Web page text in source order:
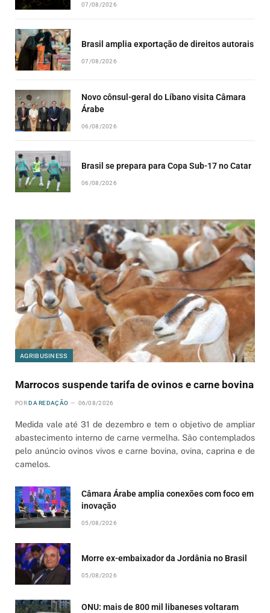
07/08/2026
Brasil amplia exportação de direitos autorais
07/08/2026
Novo cônsul-geral do Líbano visita Câmara
Árabe
06/08/2026
Brasil se prepara para Copa Sub-17 no Catar
06/08/2026
AGRIBUSINESS
Marrocos suspende tarifa de ovinos e carne bovina
POR DA REDAÇÃO 06/08/2026
Medida vale até 31 de dezembro e tem o objetivo de ampliar
abastecimento interno de carne vermelha. São contemplados
pelo anúncio ovinos vivos e carne bovina, ovina, caprina e de
camelos.
Câmara Árabe amplia conexões com foco em
inovação
05/08/2026
Morre ex-embaixador da Jordânia no Brasil
05/08/2026
ONU: mais de 800 mil libaneses voltaram